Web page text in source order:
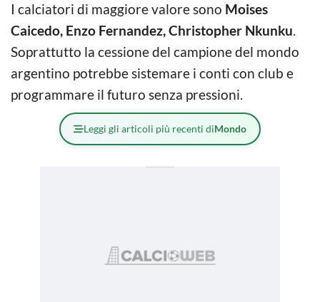
I calciatori di maggiore valore sono Moises
Caicedo, Enzo Fernandez, Christopher Nkunku.
Soprattutto la cessione del campione del mondo
argentino potrebbe sistemare i conti con club e
programmare il futuro senza pressioni.
Leggi gli articoli più recenti diMondo